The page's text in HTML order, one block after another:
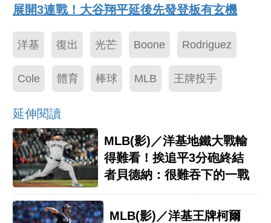
展開3連戰！大谷翔平延後先發登板有玄機
洋基 復出 光芒 Boone Rodriguez
Cole 體育 棒球 MLB 王牌投手
延伸閱讀
MLB(影)／洋基地鐵大戰輸
得難看！挨追平3分砲終結
者貝德納：很難吞下的一戰
MLB(影)／洋基王牌柯爾